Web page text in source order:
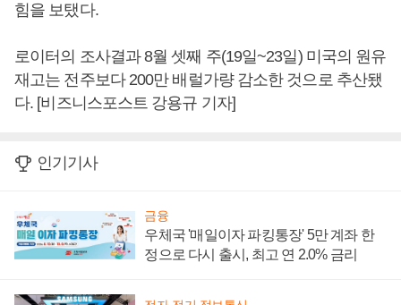
힘을 보탰다.
로이터의 조사결과 8월 셋째 주(19일~23일) 미국의 원유
재고는 전주보다 200만 배럴가량 감소한 것으로 추산됐
다. [비즈니스포스트 강용규 기자]
인기기사
금융
우체국 '매일이자 파킹통장' 5만 계좌 한
정으로 다시 출시, 최고 연 2.0% 금리